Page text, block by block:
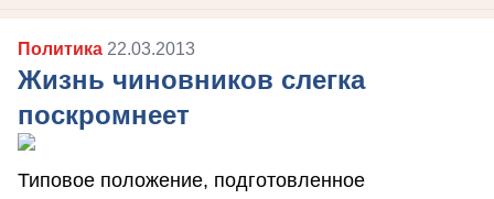
Политика 22.03.2013
Жизнь чиновников слегка
поскромнеет
Типовое положение, подготовленное